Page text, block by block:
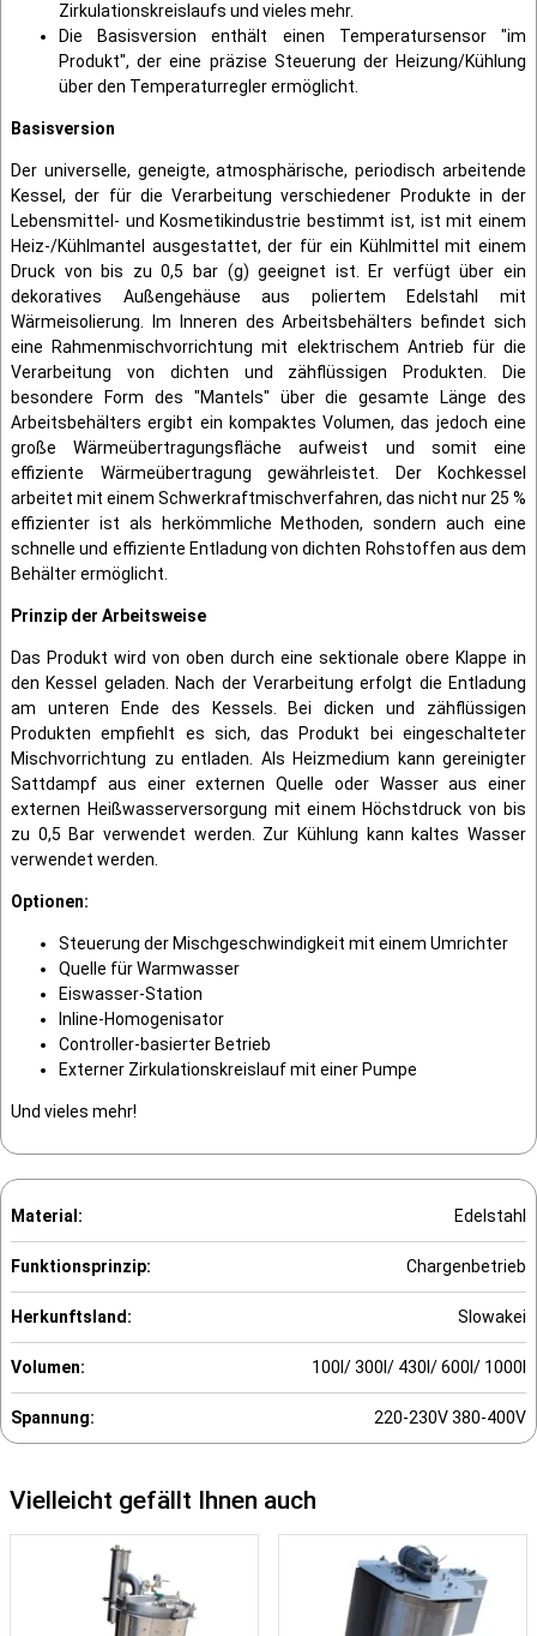
Zirkulationskreislaufs und vieles mehr.
Die Basisversion enthält einen Temperatursensor "im
Produkt", der eine präzise Steuerung der Heizung/Kühlung
über den Temperaturregler ermöglicht.
Basisversion
Der universelle, geneigte, atmosphärische, periodisch arbeitende
Kessel, der für die Verarbeitung verschiedener Produkte in der
Lebensmittel- und Kosmetikindustrie bestimmt ist, ist mit einem
Heiz-/Kühlmantel ausgestattet, der für ein Kühlmittel mit einem
Druck von bis zu 0,5 bar (g) geeignet ist. Er verfügt über ein
dekoratives Außengehäuse aus poliertem Edelstahl mit
Wärmeisolierung. Im Inneren des Arbeitsbehälters befindet sich
eine Rahmenmischvorrichtung mit elektrischem Antrieb für die
Verarbeitung von dichten und zähflüssigen Produkten. Die
besondere Form des "Mantels" über die gesamte Länge des
Arbeitsbehälters ergibt ein kompaktes Volumen, das jedoch eine
große Wärmeübertragungsfläche aufweist und somit eine
effiziente Wärmeübertragung gewährleistet. Der Kochkessel
arbeitet mit einem Schwerkraftmischverfahren, das nicht nur 25 %
effizienter ist als herkömmliche Methoden, sondern auch eine
schnelle und effiziente Entladung von dichten Rohstoffen aus dem
Behälter ermöglicht.
Prinzip der Arbeitsweise
Das Produkt wird von oben durch eine sektionale obere Klappe in
den Kessel geladen. Nach der Verarbeitung erfolgt die Entladung
am unteren Ende des Kessels. Bei dicken und zähflüssigen
Produkten empfiehlt es sich, das Produkt bei eingeschalteter
Mischvorrichtung zu entladen. Als Heizmedium kann gereinigter
Sattdampf aus einer externen Quelle oder Wasser aus einer
externen Heißwasserversorgung mit einem Höchstdruck von bis
zu 0,5 Bar verwendet werden. Zur Kühlung kann kaltes Wasser
verwendet werden.
Optionen:
Steuerung der Mischgeschwindigkeit mit einem Umrichter
Quelle für Warmwasser
Eiswasser-Station
Inline-Homogenisator
Controller-basierter Betrieb
Externer Zirkulationskreislauf mit einer Pumpe
Und vieles mehr!
Material: Edelstahl
Funktionsprinzip: Chargenbetrieb
Herkunftsland: Slowakei
Volumen: 100l/ 300l/ 430l/ 600l/ 1000l
Spannung: 220-230V 380-400V
Vielleicht gefällt Ihnen auch